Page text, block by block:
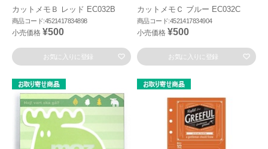
カットメモＢ レッド EC032B
商品コード:4521417834898
小売価格 ¥500
お気に入りに登録
カットメモＣ ブルー EC032C
商品コード:4521417834904
小売価格 ¥500
お気に入りに登録